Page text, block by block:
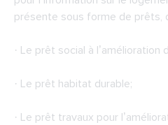
présente sous forme de prêts,
· Le prêt social à l’amélioration
· Le prêt habitat durable;
· Le prêt travaux pour